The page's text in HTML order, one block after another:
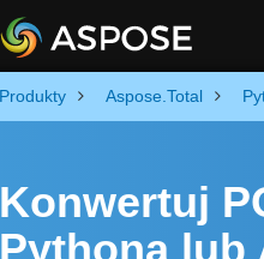
Produkty Aspose.Total
Konwertuj
Pythona lub